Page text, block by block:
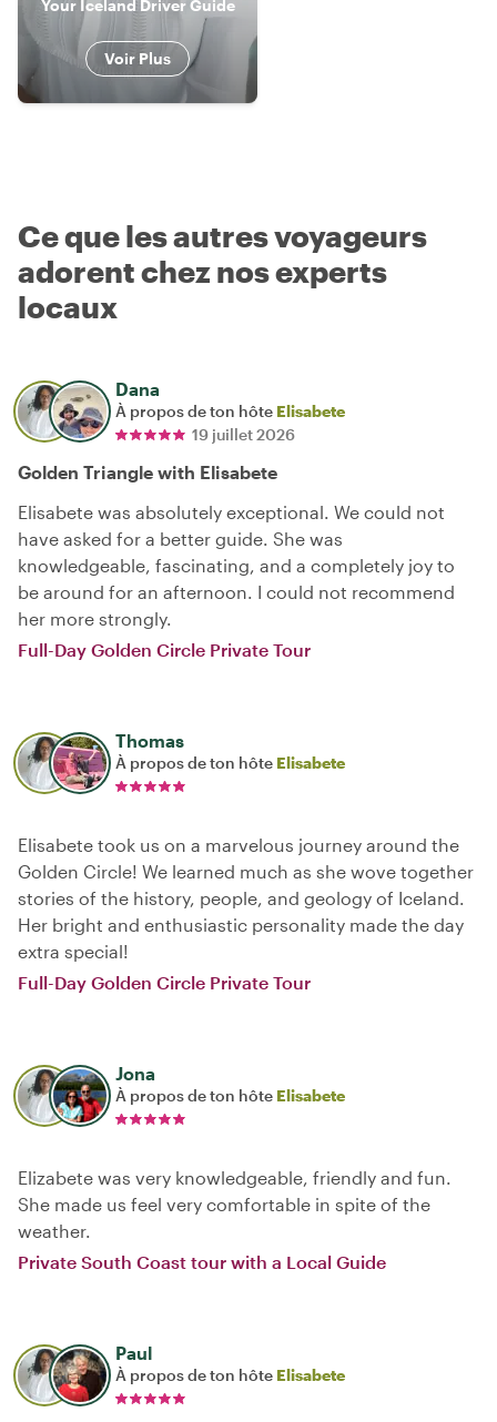
Your Iceland Driver Guide
Voir Plus
Ce que les autres voyageurs
adorent chez nos experts
locaux
Dana
À propos de ton hôte Elisabete
19 juillet 2026
Golden Triangle with Elisabete
Elisabete was absolutely exceptional. We could not
have asked for a better guide. She was
knowledgeable, fascinating, and a completely joy to
be around for an afternoon. I could not recommend
her more strongly.
Full-Day Golden Circle Private Tour
Thomas
À propos de ton hôte Elisabete
Elisabete took us on a marvelous journey around the
Golden Circle! We learned much as she wove together
stories of the history, people, and geology of Iceland.
Her bright and enthusiastic personality made the day
extra special!
Full-Day Golden Circle Private Tour
Jona
À propos de ton hôte Elisabete
Elizabete was very knowledgeable, friendly and fun.
She made us feel very comfortable in spite of the
weather.
Private South Coast tour with a Local Guide
Paul
À propos de ton hôte Elisabete